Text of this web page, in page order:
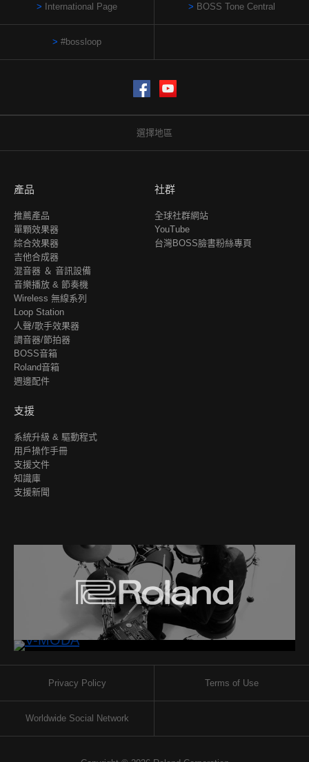
International Page BOSS Tone Central
#bossloop
FacebookYouTube
選擇地區
產品
推薦產品
單顆效果器
綜合效果器
吉他合成器
混音器 ＆ 音訊設備
音樂播放 & 節奏機
Wireless 無線系列
Loop Station
人聲/歌手效果器
調音器/節拍器
BOSS音箱
Roland音箱
週邊配件
社群
全球社群網站
YouTube
台灣BOSS臉書粉絲專頁
支援
系統升級 & 驅動程式
用戶操作手冊
支援文件
知識庫
支援新聞
Privacy Policy Terms of Use
Worldwide Social Network